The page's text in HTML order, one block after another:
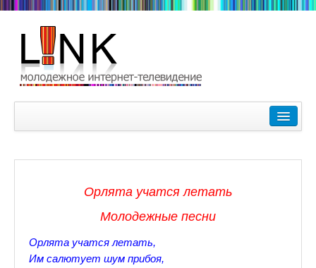
Зимние Олимпийские игры 2018. Заметки наших
Царское Село в Санкт-Петербурге
Орлята учатся летать
Молодежные песни
Орлята учатся летать,
Им салютует шум прибоя,